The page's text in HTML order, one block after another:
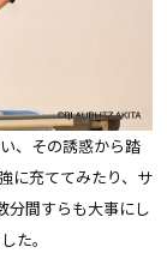
、その誘惑から踏
に充ててみたり、サ
分間すらも大事にし
た。